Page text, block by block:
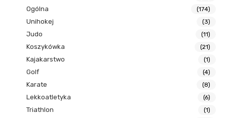
Ogólna (174)
Unihokej (3)
Judo (11)
Koszykówka (21)
Kajakarstwo (1)
Golf (4)
Karate (8)
Lekkoatletyka (6)
Triathlon (1)